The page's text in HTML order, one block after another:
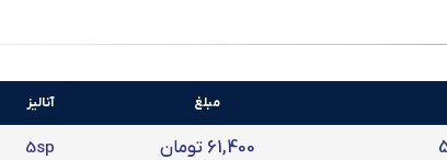
مبلغ آنالیز
61,400 تومان 5sp